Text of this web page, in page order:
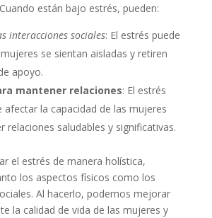
están bajo estrés, pueden:
interacciones sociales: El estrés puede
se sientan aisladas y retiren
apoyo.
mantener relaciones: El estrés
afectar la capacidad de las mujeres
relaciones saludables y significativas.
el estrés de manera holística,
los aspectos físicos como los
Al hacerlo, podemos mejorar
la calidad de vida de las mujeres y